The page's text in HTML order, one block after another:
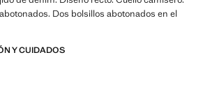
Dos bolsillos abotonados en el
Y CUIDADOS